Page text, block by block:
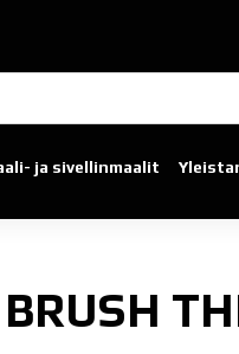
ja sivellinmaalit